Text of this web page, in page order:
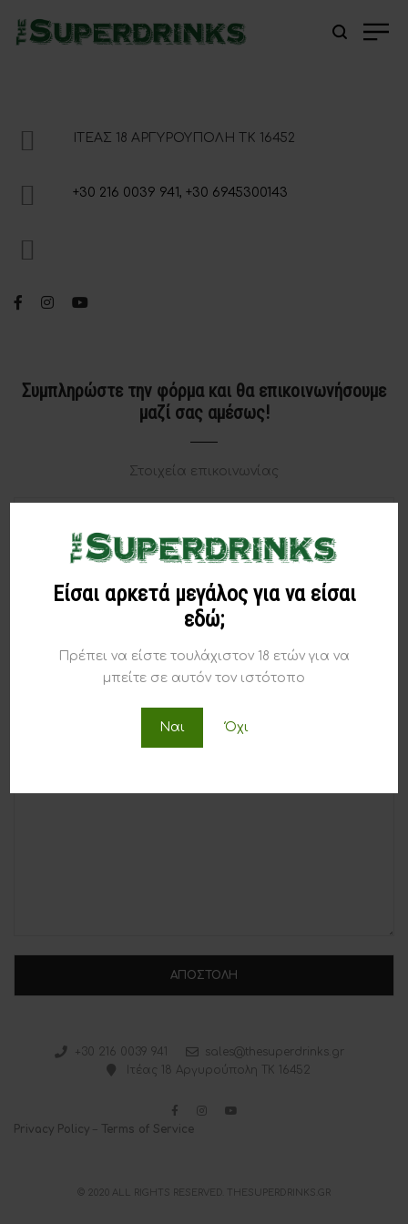
Είσαι αρκετά μεγάλος για να είσαι
εδώ;
Πρέπει να είστε τουλάχιστον 18 ετών για να
μπείτε σε αυτόν τον ιστότοπο
Ναι Όχι
ΙΤΈΑΣ 18 ΑΡΓΥΡΟΎΠΟΛΗ ΤΚ 16452
+30 216 0039 941, +30 6945300143
Συμπληρώστε την φόρμα και θα επικοινωνήσουμε
μαζί σας αμέσως!
Στοιχεία επικοινωνίας
+30 216 0039 941
sales@thesuperdrinks.gr
Ιτέας 18 Αργυρούπολη ΤΚ 16452
Privacy Policy – Terms of Service
© 2020 ALL RIGHTS RESERVED. THESUPERDRINKS.GR